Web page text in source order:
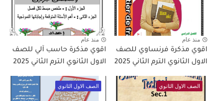
منذ عام
اقوي مذكرة فرنساوي للصف
الاول الثانوي الترم الثاني 2025
منذ عام
اقوي مذكرة حاسب آلي للصف
الاول الثانوي الترم الثاني 2025
الصف الاول الثانوي الصف الاول الثانوي